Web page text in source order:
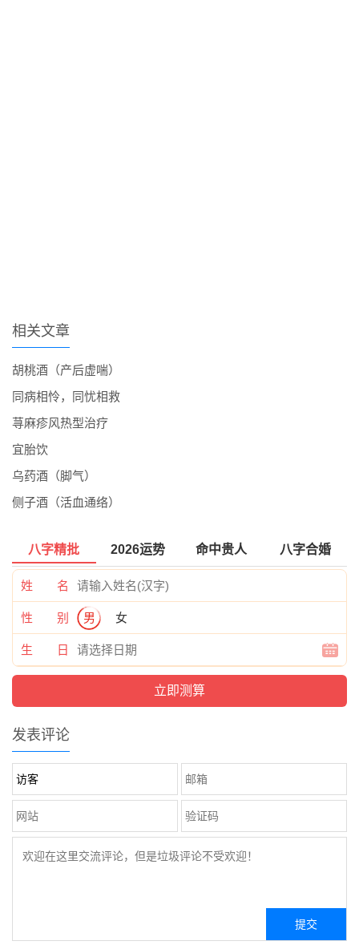
相关文章
胡桃酒（产后虚喘）
同病相怜，同忧相救
荨麻疹风热型治疗
宜胎饮
乌药酒（脚气）
侧子酒（活血通络）
八字精批 2026运势 命中贵人 八字合婚
姓 名
性 别 男 女
生 日
发表评论